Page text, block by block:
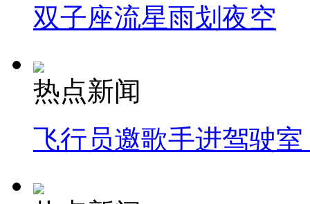
双子座流星雨划夜空
热点新闻
飞行员邀歌手进驾驶